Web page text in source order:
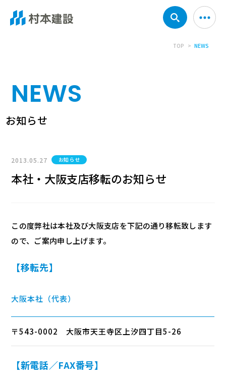
TOP NEWS
NEWS
お知らせ
2013.05.27 お知らせ
本社・大阪支店移転のお知らせ
この度弊社は本社及び大阪支店を下記の通り移転致します
ので、ご案内申し上げます。
【移転先】
大阪本社（代表）
〒543-0002 大阪市天王寺区上汐四丁目5-26
【新電話／FAX番号】